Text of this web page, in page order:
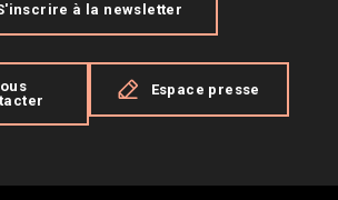
à la newsletter
Espace presse